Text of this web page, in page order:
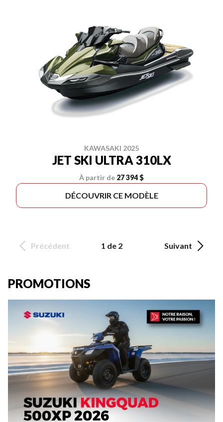
KAWASAKI 2025
JET SKI ULTRA 310LX
À partir de 27 394 $
DÉCOUVRIR CE MODÈLE
Précédent 1 de 2 Suivant
PROMOTIONS